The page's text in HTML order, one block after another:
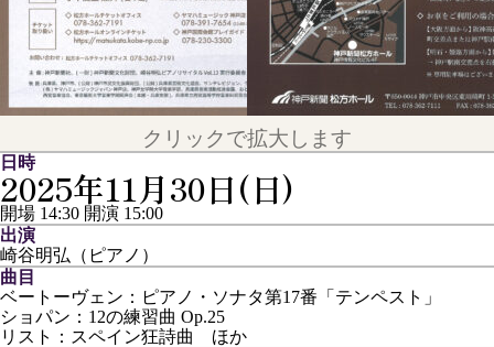
クリックで拡大します
日時
2025年11月30日(日)
開場 14:30 開演 15:00
出演
崎谷明弘（ピアノ）
曲目
ベートーヴェン：ピアノ・ソナタ第17番「テンペスト」
ショパン：12の練習曲 Op.25
リスト：スペイン狂詩曲 ほか